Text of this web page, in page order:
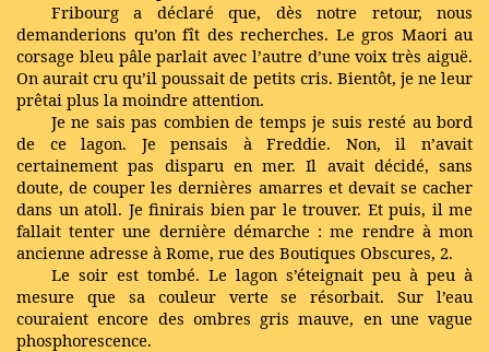
Fribourg a déclaré que, dès notre retour, nous
demanderions qu’on fît des recherches. Le gros Maori au
corsage bleu pâle parlait avec l’autre d’une voix très aiguë.
On aurait cru qu’il poussait de petits cris. Bientôt, je ne leur
prêtai plus la moindre attention.
Je ne sais pas combien de temps je suis resté au bord
de ce lagon. Je pensais à Freddie. Non, il n’avait
certainement pas disparu en mer. Il avait décidé, sans
doute, de couper les dernières amarres et devait se cacher
dans un atoll. Je finirais bien par le trouver. Et puis, il me
fallait tenter une dernière démarche : me rendre à mon
ancienne adresse à Rome, rue des Boutiques Obscures, 2.
Le soir est tombé. Le lagon s’éteignait peu à peu à
mesure que sa couleur verte se résorbait. Sur l’eau
couraient encore des ombres gris mauve, en une vague
phosphorescence.